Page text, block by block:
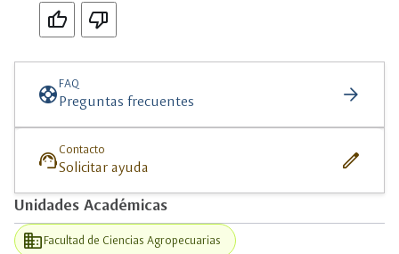
Si No
supportFAQ
Preguntas frecuentes arrow_forward
support_agent Contacto
Solicitar ayuda edit
Unidades Académicas
businessFacultad de Ciencias Agropecuarias